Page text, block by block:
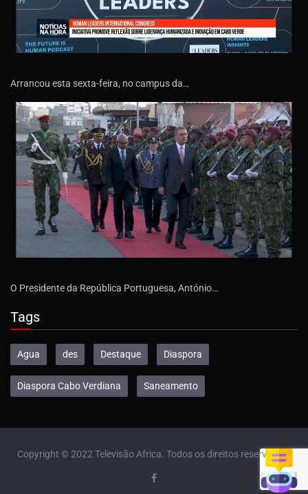
Arrancou esta sexta-feira, no campus da…
O Presidente da República Portuguesa, António…
Tags
Agua des Destaque Diaspora
Diaspora Cabo Verdiana Saneamento
Copyright © 2022 Televisão Africa. Todos os direitos reservados.